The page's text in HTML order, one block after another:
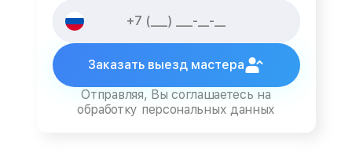
Заказать выезд мастера
Отправляя, Вы соглашаетесь на
обработку персональных данных